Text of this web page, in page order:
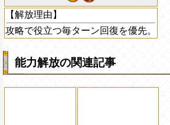
【解放理由】
攻略で役立つ毎ターン回復を優先。
能力解放の関連記事